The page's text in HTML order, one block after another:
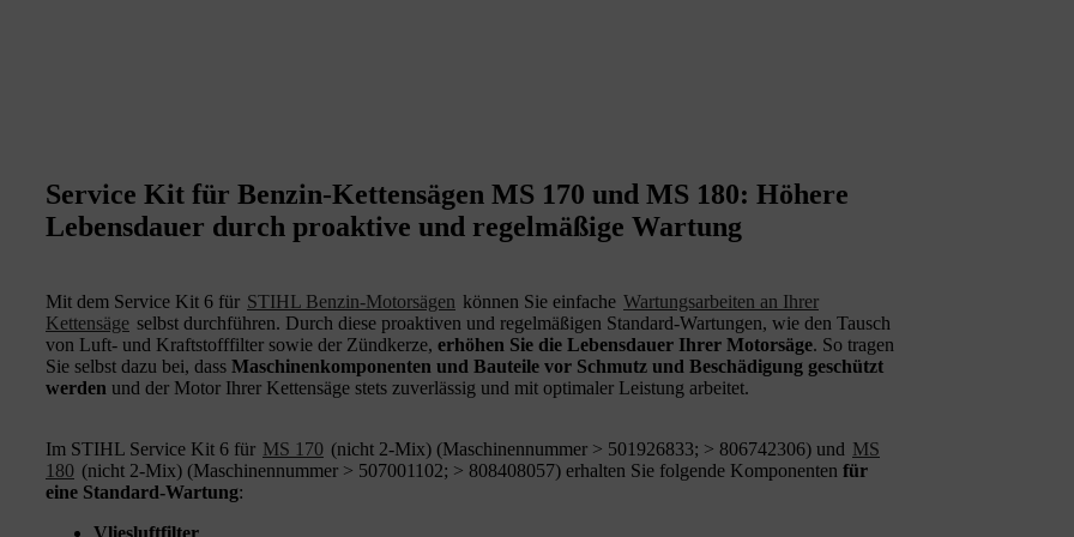
Service Kit für Benzin-Kettensägen MS 170 und MS 180: Höhere
Lebensdauer durch proaktive und regelmäßige Wartung
Mit dem Service Kit 6 für STIHL Benzin‑Motorsägen können Sie einfache Wartungsarbeiten an Ihrer
Kettensäge selbst durchführen. Durch diese proaktiven und regelmäßigen Standard-Wartungen, wie den Tausch
von Luft- und Kraftstofffilter sowie der Zündkerze, erhöhen Sie die Lebensdauer Ihrer Motorsäge. So tragen
Sie selbst dazu bei, dass Maschinenkomponenten und Bauteile vor Schmutz und Beschädigung geschützt
werden und der Motor Ihrer Kettensäge stets zuverlässig und mit optimaler Leistung arbeitet.
Im STIHL Service Kit 6 für MS 170 (nicht 2-Mix) (Maschinennummer > 501926833; > 806742306) und MS
180 (nicht 2-Mix) (Maschinennummer > 507001102; > 808408057) erhalten Sie folgende Komponenten für
eine Standard-Wartung:
Vliesluftfilter